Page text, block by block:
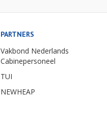
PARTNERS
Vakbond Nederlands
Cabinepersoneel
TUI
NEWHEAP